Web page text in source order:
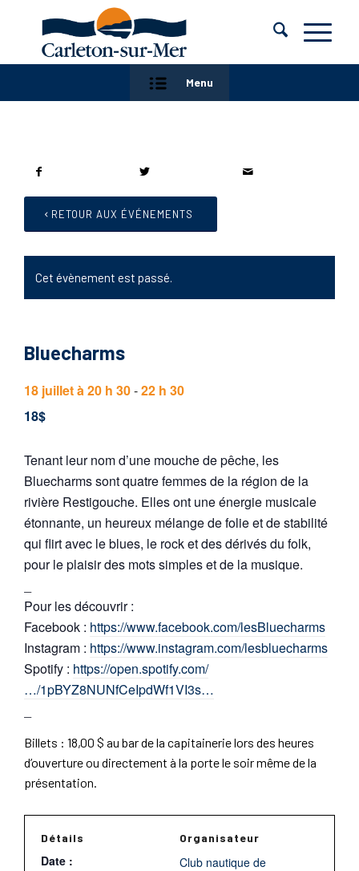
Menu
RETOUR AUX ÉVÉNEMENTS
Cet évènement est passé.
Bluecharms
18 juillet à 20 h 30-22 h 30
18$
Tenant leur nom d’une mouche de pêche, les
Bluecharms sont quatre femmes de la région de la
rivière Restigouche. Elles ont une énergie musicale
étonnante, un heureux mélange de folie et de stabilité
qui flirt avec le blues, le rock et des dérivés du folk,
pour le plaisir des mots simples et de la musique.
Pour les découvrir :
Facebook : https://www.facebook.com/lesBluecharms
Instagram : https://www.instagram.com/lesbluecharms
Spotify : https://open.spotify.com/
…/1pBYZ8NUNfCeIpdWf1VI3s…
Billets : 18,00 $ au bar de la capitainerie lors des heures
d’ouverture ou directement à la porte le soir même de la
présentation.
Détails
Date :
Organisateur
Club nautique de